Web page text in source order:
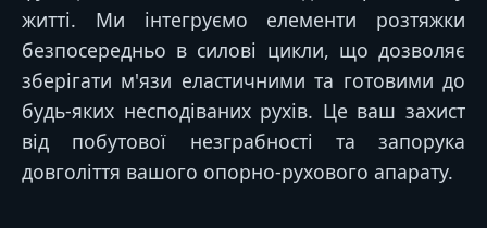
житті. Ми інтегруємо елементи розтяжки
безпосередньо в силові цикли, що дозволяє
зберігати м'язи еластичними та готовими до
будь-яких несподіваних рухів. Це ваш захист
від побутової незграбності та запорука
довголіття вашого опорно-рухового апарату.